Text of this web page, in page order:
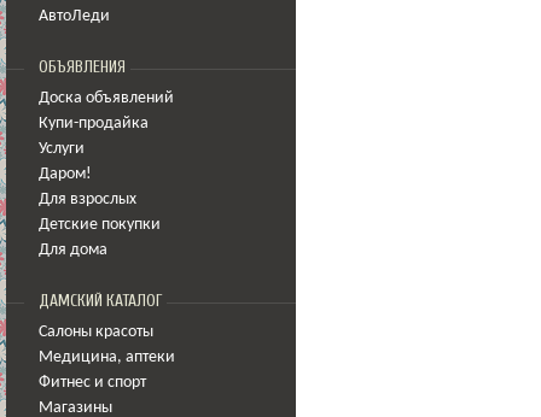
АвтоЛеди
ОБЪЯВЛЕНИЯ
Доска объявлений
Купи-продайка
Услуги
Даром!
Для взрослых
Детские покупки
Для дома
ДАМСКИЙ КАТАЛОГ
Салоны красоты
Медицина, аптеки
Фитнес и спорт
Магазины